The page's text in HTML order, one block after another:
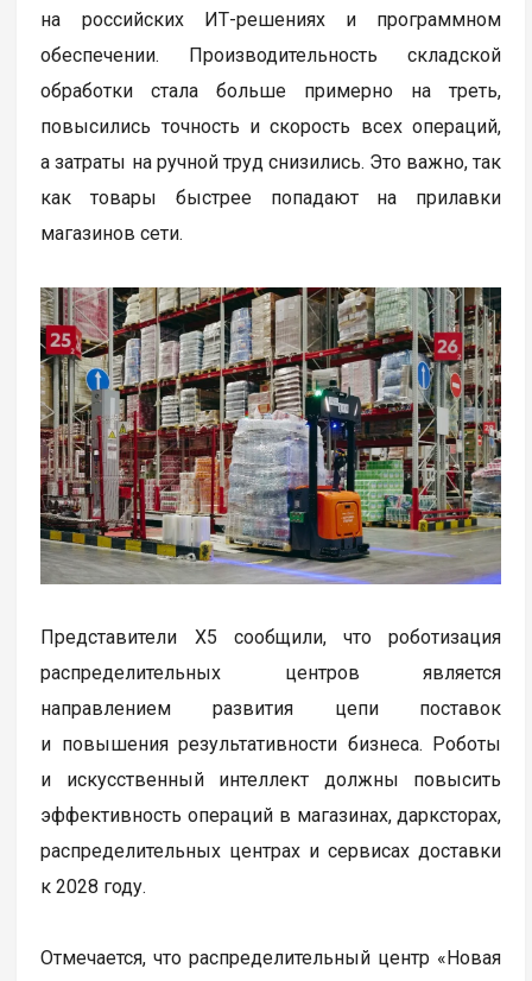
на российских ИТ-решениях и программном
обеспечении. Производительность складской
обработки стала больше примерно на треть,
повысились точность и скорость всех операций,
а затраты на ручной труд снизились. Это важно, так
как товары быстрее попадают на прилавки
магазинов сети.
Представители X5 сообщили, что роботизация
распределительных центров является
направлением развития цепи поставок
и повышения результативности бизнеса. Роботы
и искусственный интеллект должны повысить
эффективность операций в магазинах, дарксторах,
распределительных центрах и сервисах доставки
к 2028 году.
Отмечается, что распределительный центр «Новая